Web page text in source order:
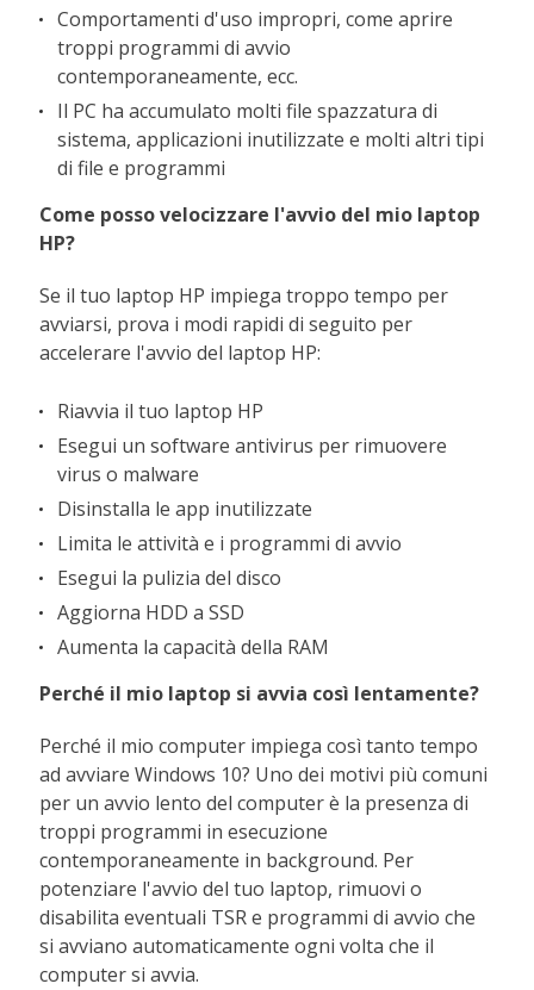
Comportamenti d'uso impropri, come aprire
troppi programmi di avvio
contemporaneamente, ecc.
Il PC ha accumulato molti file spazzatura di
sistema, applicazioni inutilizzate e molti altri tipi
di file e programmi
Come posso velocizzare l'avvio del mio laptop
HP?
Se il tuo laptop HP impiega troppo tempo per
avviarsi, prova i modi rapidi di seguito per
accelerare l'avvio del laptop HP:
Riavvia il tuo laptop HP
Esegui un software antivirus per rimuovere
virus o malware
Disinstalla le app inutilizzate
Limita le attività e i programmi di avvio
Esegui la pulizia del disco
Aggiorna HDD a SSD
Aumenta la capacità della RAM
Perché il mio laptop si avvia così lentamente?
Perché il mio computer impiega così tanto tempo
ad avviare Windows 10? Uno dei motivi più comuni
per un avvio lento del computer è la presenza di
troppi programmi in esecuzione
contemporaneamente in background. Per
potenziare l'avvio del tuo laptop, rimuovi o
disabilita eventuali TSR e programmi di avvio che
si avviano automaticamente ogni volta che il
computer si avvia.